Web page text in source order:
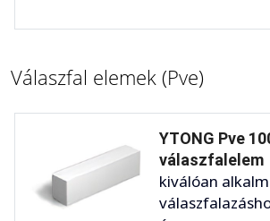
Válaszfal elemek (Pve)
YTONG Pve
válaszfalelem
kiválóan